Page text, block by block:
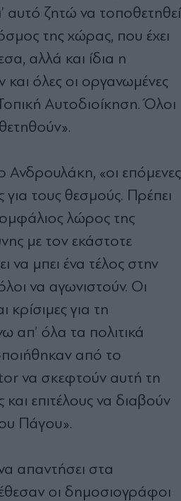
αυτό ζητώ να τοποθετηθεί
της χώρας, που έχει
αλλά και ίδια η
και όλες οι οργανωμένες
Αυτοδιοίκηση. Όλοι
«οι επόμενες
για τους θεσμούς. Πρέπει
ομφάλιος λώρος της
με τον εκάστοτε
μπει ένα τέλος στην
να αγωνιστούν. Οι
κρίσιμες για τη
απ’ όλα τα πολιτικά
από το
να σκεφτούν αυτή τη
επιτέλους να διαβούν
Πάγου».
απαντήσει στα
οι δημοσιογράφοι